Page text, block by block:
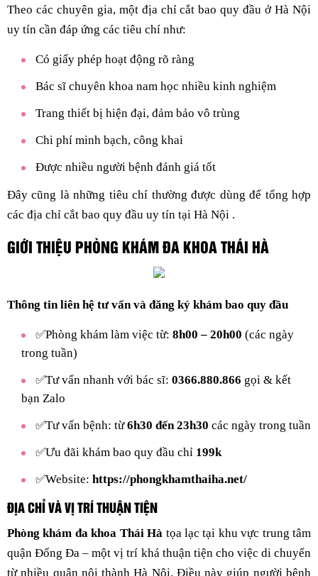
Theo các chuyên gia, một địa chỉ cắt bao quy đầu ở Hà Nội
uy tín cần đáp ứng các tiêu chí như:
Có giấy phép hoạt động rõ ràng
Bác sĩ chuyên khoa nam học nhiều kinh nghiệm
Trang thiết bị hiện đại, đảm bảo vô trùng
Chi phí minh bạch, công khai
Được nhiều người bệnh đánh giá tốt
Đây cũng là những tiêu chí thường được dùng để tổng hợp
các địa chỉ cắt bao quy đầu uy tín tại Hà Nội .
GIỚI THIỆU PHÒNG KHÁM ĐA KHOA THÁI HÀ
Thông tin liên hệ tư vấn và đăng ký khám bao quy đầu
✅Phòng khám làm việc từ: 8h00 – 20h00 (các ngày
trong tuần)
✅Tư vấn nhanh với bác sĩ: 0366.880.866 gọi & kết
bạn Zalo
✅Tư vấn bệnh: từ6h30 đến 23h30 các ngày trong tuần
✅Ưu đãi khám bao quy đầu chỉ 199k
✅Website: https://phongkhamthaiha.net/
ĐỊA CHỈ VÀ VỊ TRÍ THUẬN TIỆN
Phòng khám đa khoa Thái Hà tọa lạc tại khu vực trung tâm
quận Đống Đa – một vị trí khá thuận tiện cho việc di chuyển
từ nhiều quận nội thành Hà Nội. Điều này giúp người bệnh